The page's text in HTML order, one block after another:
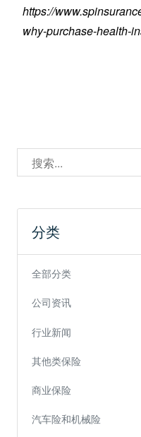
https://
why-purchase-health-
分类
全部分类
公司资讯
行业新闻
其他类保险
商业保险
汽车险和机械险